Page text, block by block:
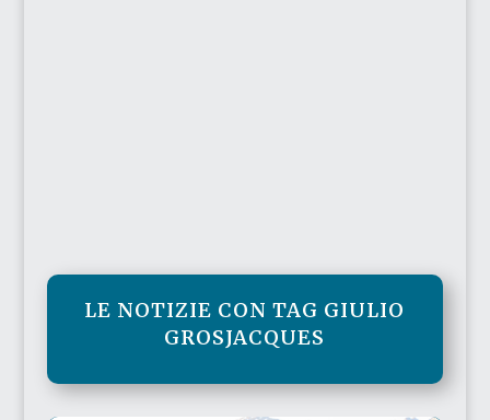
LE NOTIZIE CON TAG GIULIO
GROSJACQUES